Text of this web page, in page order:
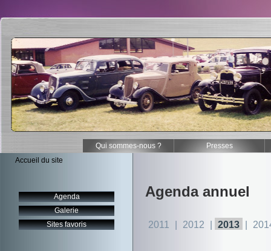
Qui sommes-nous ?
Presses
Accueil du site
Agenda annuel
2011 | 2012 | 2013 |
Agenda
Galerie
Sites favoris